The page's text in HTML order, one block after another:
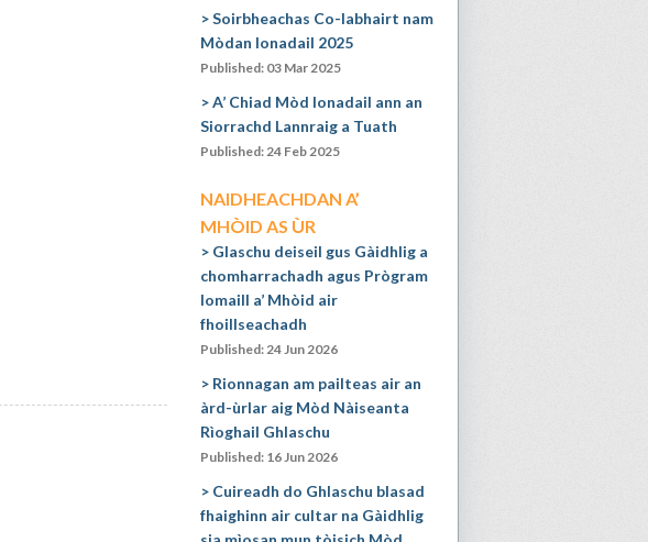
Soirbheachas Co-labhairt nam
Mòdan Ionadail 2025
Published: 03 Mar 2025
A’ Chiad Mòd Ionadail ann an
Siorrachd Lannraig a Tuath
Published: 24 Feb 2025
NAIDHEACHDAN A’
MHÒID AS ÙR
Glaschu deiseil gus Gàidhlig a
chomharrachadh agus Prògram
Iomaill a’ Mhòid air
fhoillseachadh
Published: 24 Jun 2026
Rionnagan am pailteas air an
àrd-ùrlar aig Mòd Nàiseanta
Rìoghail Ghlaschu
Published: 16 Jun 2026
Cuireadh do Ghlaschu blasad
fhaighinn air cultar na Gàidhlig